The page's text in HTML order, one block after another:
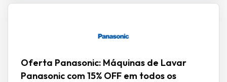
Oferta Panasonic: Máquinas de Lavar
Panasonic com 15% OFF em todos os